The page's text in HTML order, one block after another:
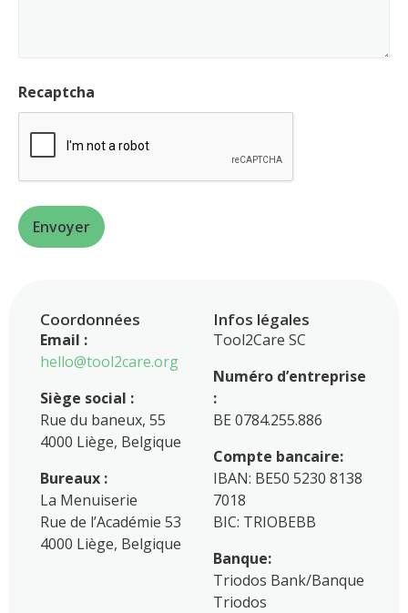
Coordonnées
Email :
hello@tool2care.org
Siège social :
Rue du baneux, 55
4000 Liège, Belgique
Bureaux :
La Menuiserie
Rue de l’Académie 53
4000 Liège, Belgique
Infos légales
Tool2Care SC
Numéro d’entreprise
:
BE 0784.255.886
Compte bancaire:
IBAN: BE50 5230 8138
7018
BIC: TRIOBEBB
Banque:
Triodos Bank/Banque
Triodos
Recaptcha